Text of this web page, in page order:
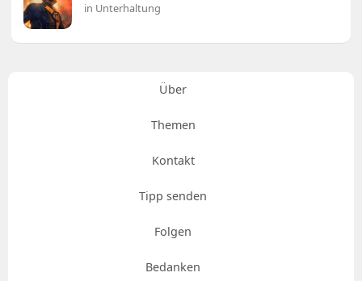
in Unterhaltung
Über
Themen
Kontakt
Tipp senden
Folgen
Bedanken